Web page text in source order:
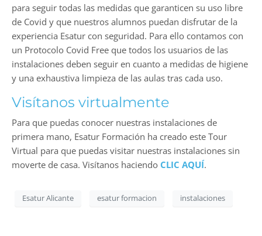
para seguir todas las medidas que garanticen su uso libre
de Covid y que nuestros alumnos puedan disfrutar de la
experiencia Esatur con seguridad. Para ello contamos con
un Protocolo Covid Free que todos los usuarios de las
instalaciones deben seguir en cuanto a medidas de higiene
y una exhaustiva limpieza de las aulas tras cada uso.
Visítanos virtualmente
Para que puedas conocer nuestras instalaciones de
primera mano, Esatur Formación ha creado este Tour
Virtual para que puedas visitar nuestras instalaciones sin
moverte de casa. Visítanos haciendo CLIC AQUÍ.
Esatur Alicante esatur formacion instalaciones